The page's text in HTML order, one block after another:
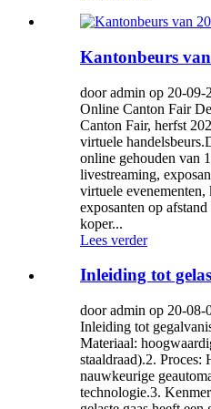
Kantonbeurs
door admin op 20-09-
Online Canton Fair
Canton Fair, herfst
virtuele
online gehouden van
livestreaming,
virtuele evenementen,
exposanten op
koper...
Lees verder
Inleiding tot
door admin op 20-08-
Inleiding tot
Materiaal:
staaldraad).2. Proces:
nauwkeurige
technologie.3.